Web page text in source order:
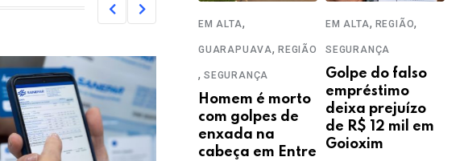
EM ALTA,
GUARAPUAVA, REGIÃO
, SEGURANÇA
Homem é morto
com golpes de
enxada na
cabeça em Entre
EM ALTA, REGIÃO,
SEGURANÇA
Golpe do falso
empréstimo
deixa prejuízo
de R$ 12 mil em
Goioxim